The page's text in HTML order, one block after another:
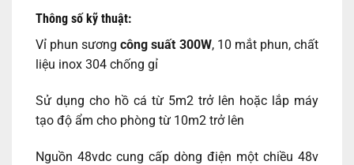
Thông số kỹ thuật:
Vỉ phun sươngcông suất 300W, 10 mắt phun, chất
liệu inox 304 chống gỉ
Sử dụng cho hồ cá từ 5m2 trở lên hoặc lắp máy
tạo độ ẩm cho phòng từ 10m2 trở lên
Nguồn 48vdc cung cấp dòng điện một chiều 48v